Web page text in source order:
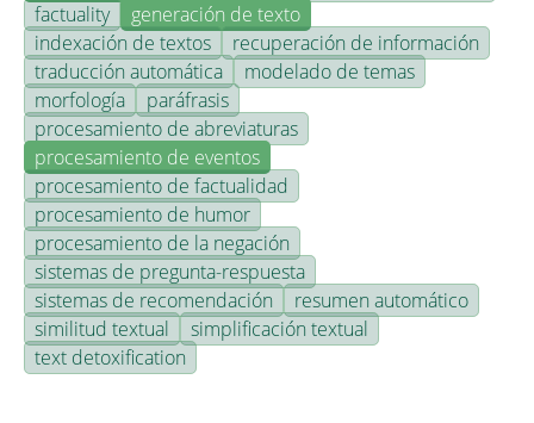
factuality
generación de texto
indexación de textos
recuperación de información
traducción automática
modelado de temas
morfología
paráfrasis
procesamiento de abreviaturas
procesamiento de eventos
procesamiento de factualidad
procesamiento de humor
procesamiento de la negación
sistemas de pregunta-respuesta
sistemas de recomendación
resumen automático
similitud textual
simplificación textual
text detoxification